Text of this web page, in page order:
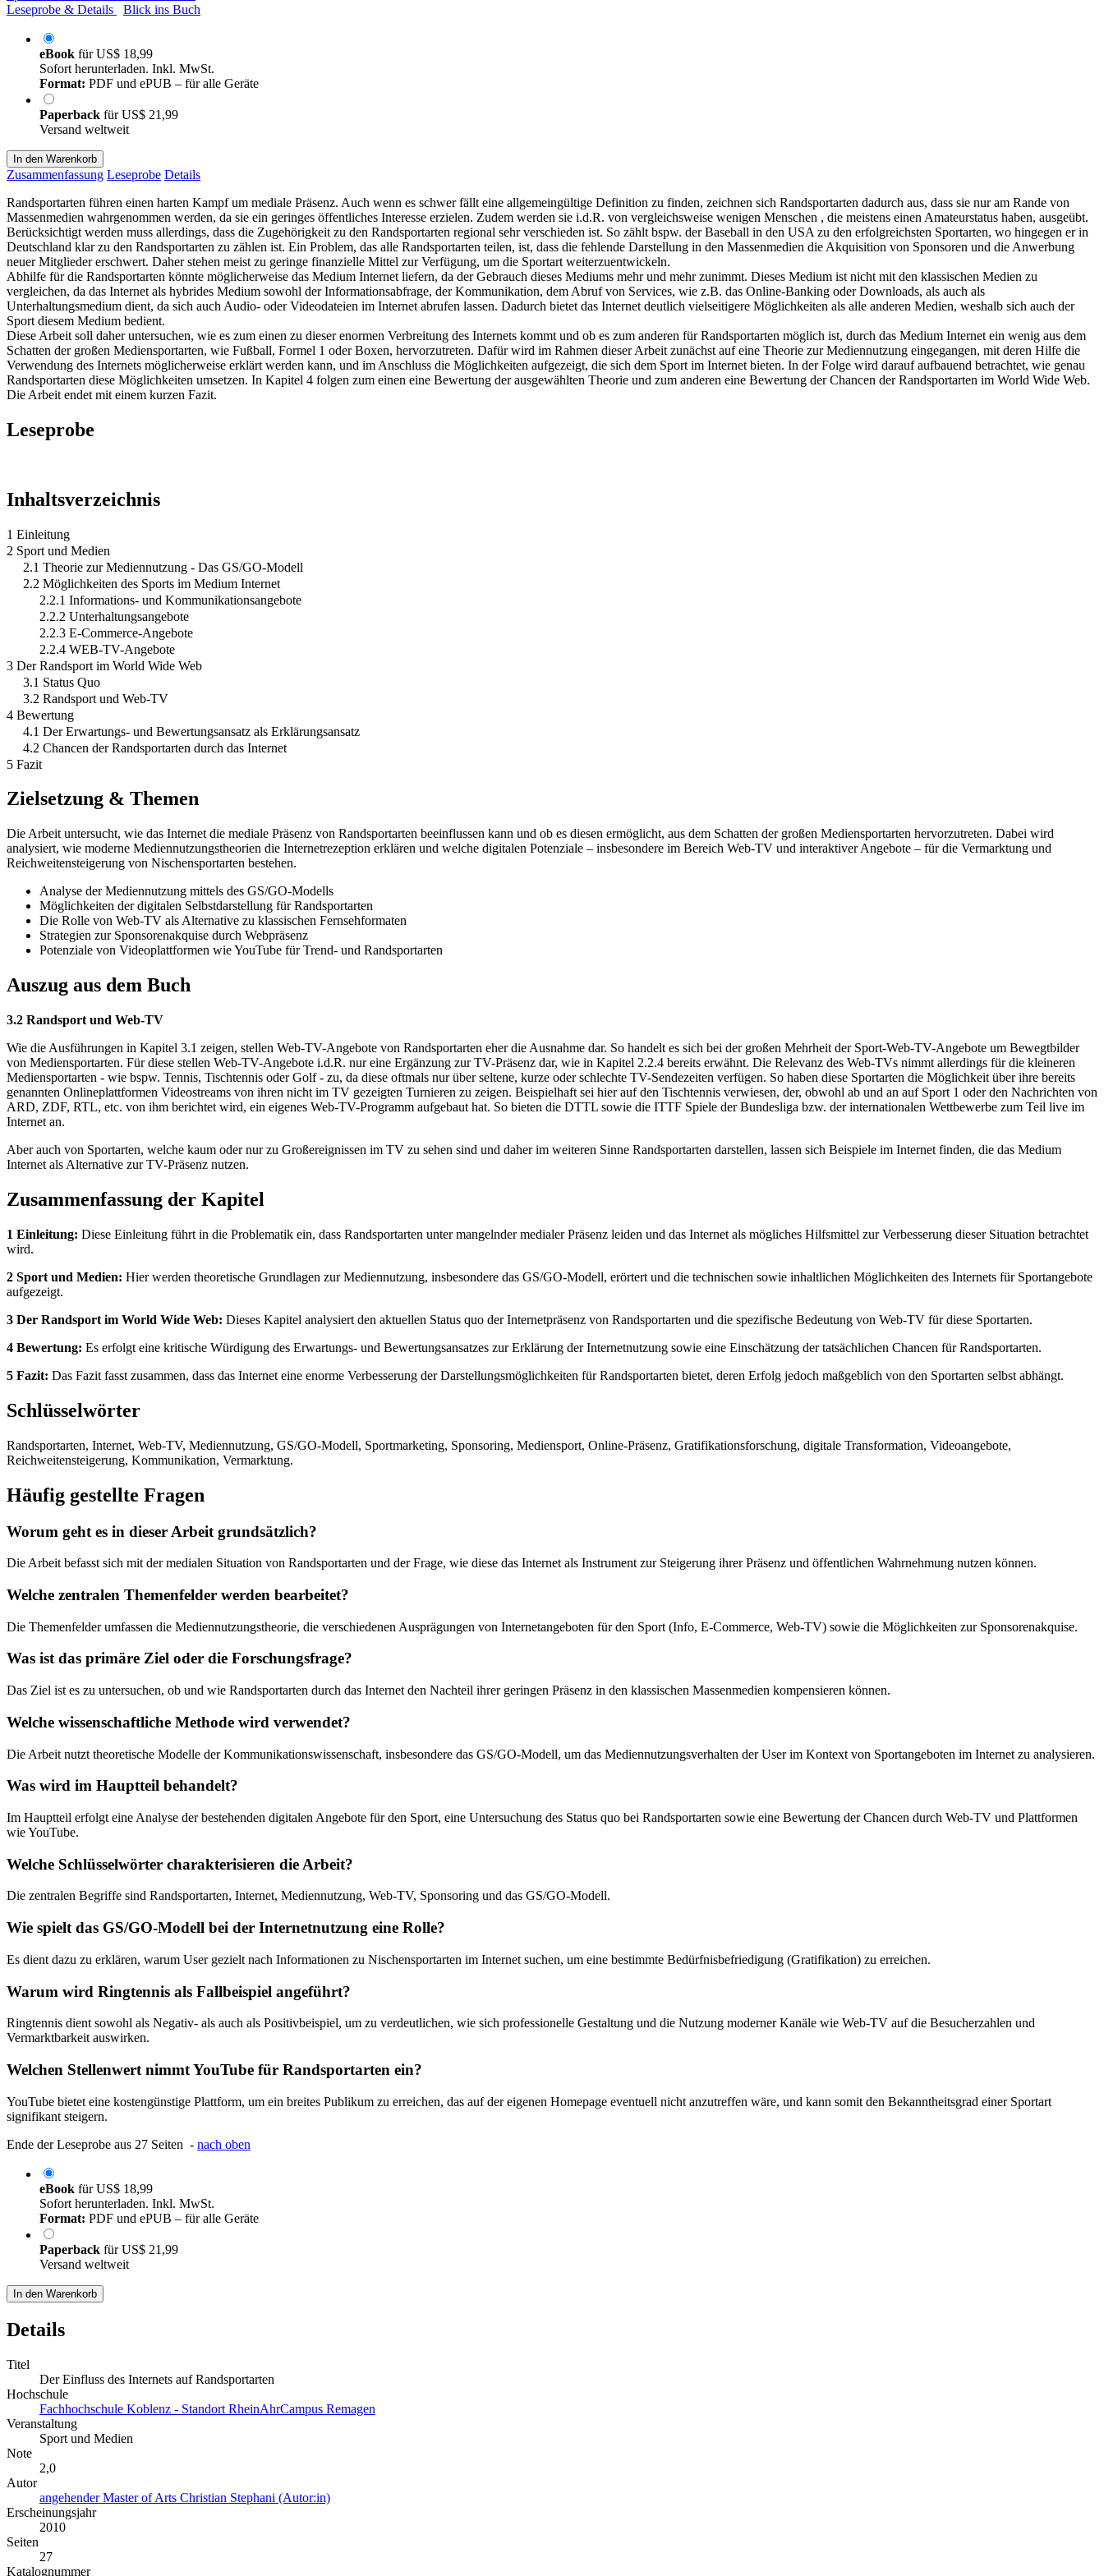
Leseprobe & Details
Blick ins Buch
eBook fürUS$ 18,99
Sofort herunterladen. Inkl. MwSt.
Format: PDF und ePUB – für alle Geräte
Paperback fürUS$ 21,99
Versand weltweit
In den Warenkorb
Zusammenfassung Leseprobe Details
Randsportarten führen einen harten Kampf um mediale Präsenz. Auch wenn es schwer fällt eine allgemeingültige Definition zu finden, zeichnen sich Randsportarten dadurch aus, dass sie nur am Rande von
Massenmedien wahrgenommen werden, da sie ein geringes öffentliches Interesse erzielen. Zudem werden sie i.d.R. von vergleichsweise wenigen Menschen , die meistens einen Amateurstatus haben, ausgeübt.
Berücksichtigt werden muss allerdings, dass die Zugehörigkeit zu den Randsportarten regional sehr verschieden ist. So zählt bspw. der Baseball in den USA zu den erfolgreichsten Sportarten, wo hingegen er in
Deutschland klar zu den Randsportarten zu zählen ist. Ein Problem, das alle Randsportarten teilen, ist, dass die fehlende Darstellung in den Massenmedien die Akquisition von Sponsoren und die Anwerbung
neuer Mitglieder erschwert. Daher stehen meist zu geringe finanzielle Mittel zur Verfügung, um die Sportart weiterzuentwickeln.
Abhilfe für die Randsportarten könnte möglicherweise das Medium Internet liefern, da der Gebrauch dieses Mediums mehr und mehr zunimmt. Dieses Medium ist nicht mit den klassischen Medien zu
vergleichen, da das Internet als hybrides Medium sowohl der Informationsabfrage, der Kommunikation, dem Abruf von Services, wie z.B. das Online-Banking oder Downloads, als auch als
Unterhaltungsmedium dient, da sich auch Audio- oder Videodateien im Internet abrufen lassen. Dadurch bietet das Internet deutlich vielseitigere Möglichkeiten als alle anderen Medien, weshalb sich auch der
Sport diesem Medium bedient.
Diese Arbeit soll daher untersuchen, wie es zum einen zu dieser enormen Verbreitung des Internets kommt und ob es zum anderen für Randsportarten möglich ist, durch das Medium Internet ein wenig aus dem
Schatten der großen Mediensportarten, wie Fußball, Formel 1 oder Boxen, hervorzutreten. Dafür wird im Rahmen dieser Arbeit zunächst auf eine Theorie zur Mediennutzung eingegangen, mit deren Hilfe die
Verwendung des Internets möglicherweise erklärt werden kann, und im Anschluss die Möglichkeiten aufgezeigt, die sich dem Sport im Internet bieten. In der Folge wird darauf aufbauend betrachtet, wie genau
Randsportarten diese Möglichkeiten umsetzen. In Kapitel 4 folgen zum einen eine Bewertung der ausgewählten Theorie und zum anderen eine Bewertung der Chancen der Randsportarten im World Wide Web.
Die Arbeit endet mit einem kurzen Fazit.
Leseprobe
Inhaltsverzeichnis
1 Einleitung
2 Sport und Medien
2.1 Theorie zur Mediennutzung - Das GS/GO-Modell
2.2 Möglichkeiten des Sports im Medium Internet
2.2.1 Informations- und Kommunikationsangebote
2.2.2 Unterhaltungsangebote
2.2.3 E-Commerce-Angebote
2.2.4 WEB-TV-Angebote
3 Der Randsport im World Wide Web
3.1 Status Quo
3.2 Randsport und Web-TV
4 Bewertung
4.1 Der Erwartungs- und Bewertungsansatz als Erklärungsansatz
4.2 Chancen der Randsportarten durch das Internet
5 Fazit
Zielsetzung & Themen
Die Arbeit untersucht, wie das Internet die mediale Präsenz von Randsportarten beeinflussen kann und ob es diesen ermöglicht, aus dem Schatten der großen Mediensportarten hervorzutreten. Dabei wird
analysiert, wie moderne Mediennutzungstheorien die Internetrezeption erklären und welche digitalen Potenziale – insbesondere im Bereich Web-TV und interaktiver Angebote – für die Vermarktung und
Reichweitensteigerung von Nischensportarten bestehen.
Analyse der Mediennutzung mittels des GS/GO-Modells
Möglichkeiten der digitalen Selbstdarstellung für Randsportarten
Die Rolle von Web-TV als Alternative zu klassischen Fernsehformaten
Strategien zur Sponsorenakquise durch Webpräsenz
Potenziale von Videoplattformen wie YouTube für Trend- und Randsportarten
Auszug aus dem Buch
3.2 Randsport und Web-TV
Wie die Ausführungen in Kapitel 3.1 zeigen, stellen Web-TV-Angebote von Randsportarten eher die Ausnahme dar. So handelt es sich bei der großen Mehrheit der Sport-Web-TV-Angebote um Bewegtbilder
von Mediensportarten. Für diese stellen Web-TV-Angebote i.d.R. nur eine Ergänzung zur TV-Präsenz dar, wie in Kapitel 2.2.4 bereits erwähnt. Die Relevanz des Web-TVs nimmt allerdings für die kleineren
Mediensportarten - wie bspw. Tennis, Tischtennis oder Golf - zu, da diese oftmals nur über seltene, kurze oder schlechte TV-Sendezeiten verfügen. So haben diese Sportarten die Möglichkeit über ihre bereits
genannten Onlineplattformen Videostreams von ihren nicht im TV gezeigten Turnieren zu zeigen. Beispielhaft sei hier auf den Tischtennis verwiesen, der, obwohl ab und an auf Sport 1 oder den Nachrichten von
ARD, ZDF, RTL, etc. von ihm berichtet wird, ein eigenes Web-TV-Programm aufgebaut hat. So bieten die DTTL sowie die ITTF Spiele der Bundesliga bzw. der internationalen Wettbewerbe zum Teil live im
Internet an.
Aber auch von Sportarten, welche kaum oder nur zu Großereignissen im TV zu sehen sind und daher im weiteren Sinne Randsportarten darstellen, lassen sich Beispiele im Internet finden, die das Medium
Internet als Alternative zur TV-Präsenz nutzen.
Zusammenfassung der Kapitel
1 Einleitung: Diese Einleitung führt in die Problematik ein, dass Randsportarten unter mangelnder medialer Präsenz leiden und das Internet als mögliches Hilfsmittel zur Verbesserung dieser Situation betrachtet
wird.
2 Sport und Medien: Hier werden theoretische Grundlagen zur Mediennutzung, insbesondere das GS/GO-Modell, erörtert und die technischen sowie inhaltlichen Möglichkeiten des Internets für Sportangebote
aufgezeigt.
3 Der Randsport im World Wide Web: Dieses Kapitel analysiert den aktuellen Status quo der Internetpräsenz von Randsportarten und die spezifische Bedeutung von Web-TV für diese Sportarten.
4 Bewertung: Es erfolgt eine kritische Würdigung des Erwartungs- und Bewertungsansatzes zur Erklärung der Internetnutzung sowie eine Einschätzung der tatsächlichen Chancen für Randsportarten.
5 Fazit: Das Fazit fasst zusammen, dass das Internet eine enorme Verbesserung der Darstellungsmöglichkeiten für Randsportarten bietet, deren Erfolg jedoch maßgeblich von den Sportarten selbst abhängt.
Schlüsselwörter
Randsportarten, Internet, Web-TV, Mediennutzung, GS/GO-Modell, Sportmarketing, Sponsoring, Mediensport, Online-Präsenz, Gratifikationsforschung, digitale Transformation, Videoangebote,
Reichweitensteigerung, Kommunikation, Vermarktung.
Häufig gestellte Fragen
Worum geht es in dieser Arbeit grundsätzlich?
Die Arbeit befasst sich mit der medialen Situation von Randsportarten und der Frage, wie diese das Internet als Instrument zur Steigerung ihrer Präsenz und öffentlichen Wahrnehmung nutzen können.
Welche zentralen Themenfelder werden bearbeitet?
Die Themenfelder umfassen die Mediennutzungstheorie, die verschiedenen Ausprägungen von Internetangeboten für den Sport (Info, E-Commerce, Web-TV) sowie die Möglichkeiten zur Sponsorenakquise.
Was ist das primäre Ziel oder die Forschungsfrage?
Das Ziel ist es zu untersuchen, ob und wie Randsportarten durch das Internet den Nachteil ihrer geringen Präsenz in den klassischen Massenmedien kompensieren können.
Welche wissenschaftliche Methode wird verwendet?
Die Arbeit nutzt theoretische Modelle der Kommunikationswissenschaft, insbesondere das GS/GO-Modell, um das Mediennutzungsverhalten der User im Kontext von Sportangeboten im Internet zu analysieren.
Was wird im Hauptteil behandelt?
Im Hauptteil erfolgt eine Analyse der bestehenden digitalen Angebote für den Sport, eine Untersuchung des Status quo bei Randsportarten sowie eine Bewertung der Chancen durch Web-TV und Plattformen
wie YouTube.
Welche Schlüsselwörter charakterisieren die Arbeit?
Die zentralen Begriffe sind Randsportarten, Internet, Mediennutzung, Web-TV, Sponsoring und das GS/GO-Modell.
Wie spielt das GS/GO-Modell bei der Internetnutzung eine Rolle?
Es dient dazu zu erklären, warum User gezielt nach Informationen zu Nischensportarten im Internet suchen, um eine bestimmte Bedürfnisbefriedigung (Gratifikation) zu erreichen.
Warum wird Ringtennis als Fallbeispiel angeführt?
Ringtennis dient sowohl als Negativ- als auch als Positivbeispiel, um zu verdeutlichen, wie sich professionelle Gestaltung und die Nutzung moderner Kanäle wie Web-TV auf die Besucherzahlen und
Vermarktbarkeit auswirken.
Welchen Stellenwert nimmt YouTube für Randsportarten ein?
YouTube bietet eine kostengünstige Plattform, um ein breites Publikum zu erreichen, das auf der eigenen Homepage eventuell nicht anzutreffen wäre, und kann somit den Bekanntheitsgrad einer Sportart
signifikant steigern.
Ende der Leseprobe aus 27 Seiten - nach oben
eBook fürUS$ 18,99
Sofort herunterladen. Inkl. MwSt.
Format: PDF und ePUB – für alle Geräte
Paperback fürUS$ 21,99
Versand weltweit
In den Warenkorb
Details
Titel
Der Einfluss des Internets auf Randsportarten
Hochschule
Fachhochschule Koblenz - Standort RheinAhrCampus Remagen
Veranstaltung
Sport und Medien
Note
2,0
Autor
angehender Master of Arts Christian Stephani (Autor:in)
Erscheinungsjahr
2010
Seiten
27
Katalognummer